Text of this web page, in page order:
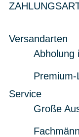
Versandarten
Abholung
Service
Große